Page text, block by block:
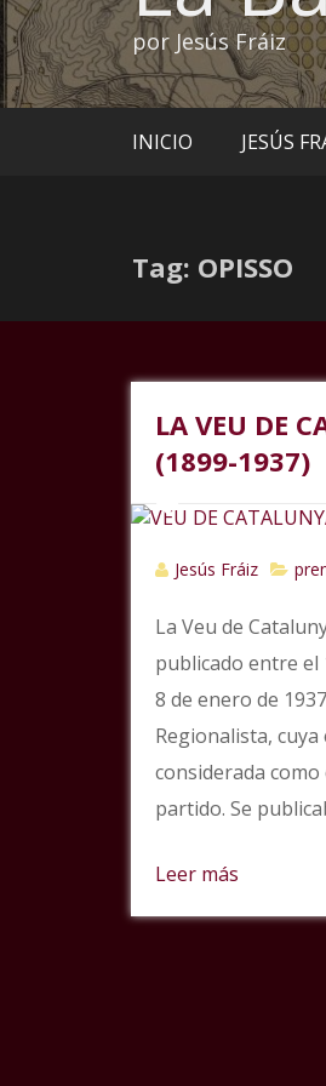
por Jesús Fráiz
INICIO JESÚS
Tag: OPISSO
LA VEU DE
(1899-1937)
Jesús Fráiz
La Veu de
publicado entre el
8 de enero de
Regionalista,
considerada
partido. Se
Leer más